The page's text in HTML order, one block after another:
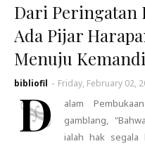
Dari Peringatan
Ada Pijar
Menuju
bibliofil - Friday, February 02,
D
alam
gamblang,
ialah hak segala